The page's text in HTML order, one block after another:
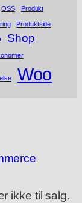
OSS Produkt
Produktside
Shop
Woo
ikke til salg.